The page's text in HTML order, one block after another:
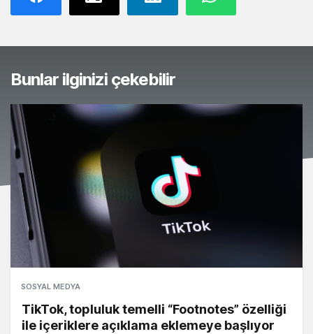
Bunlar ilginizi çekebilir
SOSYAL MEDYA
TikTok, topluluk temelli “Footnotes” özelliği
ile içeriklere açıklama eklemeye başlıyor